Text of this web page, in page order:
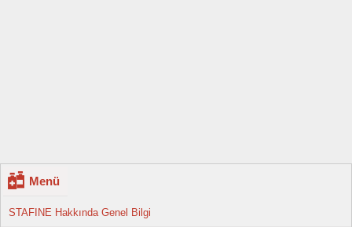
Menü
STAFINE Hakkında Genel Bilgi